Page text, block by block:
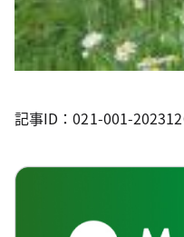
記事ID：021-001-